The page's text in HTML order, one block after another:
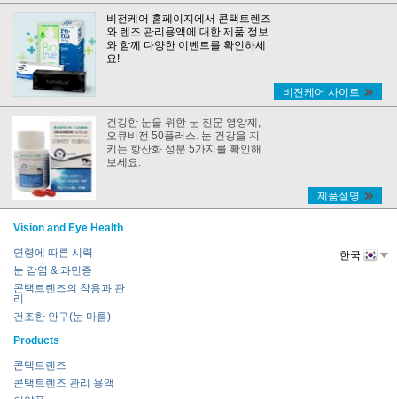
비전케어 홈페이지에서 콘택트렌즈
와 렌즈 관리용액에 대한 제품 정보
와 함께 다양한 이벤트를 확인하세
요!
비젼케어 사이트
건강한 눈을 위한 눈 전문 영양제,
오큐비전 50플러스. 눈 건강을 지
키는 항산화 성분 5가지를 확인해
보세요.
제품설명
Vision and Eye Health
연령에 따른 시력
눈 감염 & 과민증
콘택트렌즈의 착용과 관
리
건조한 안구(눈 마름)
Products
콘택트렌즈
콘택트렌즈 관리 용액
한국